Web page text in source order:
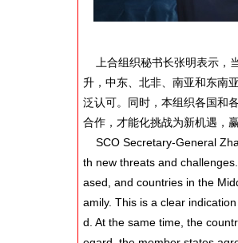
上合组织秘书长张明表示，
升，中东、北非、南亚和东南
泛认可。同时，本组织各国和
合作，才能化挑战为新机遇，
SCO Secretary-General
th new threats and
ased, and countries in the
amily. This is a clear
d. At the same time, the